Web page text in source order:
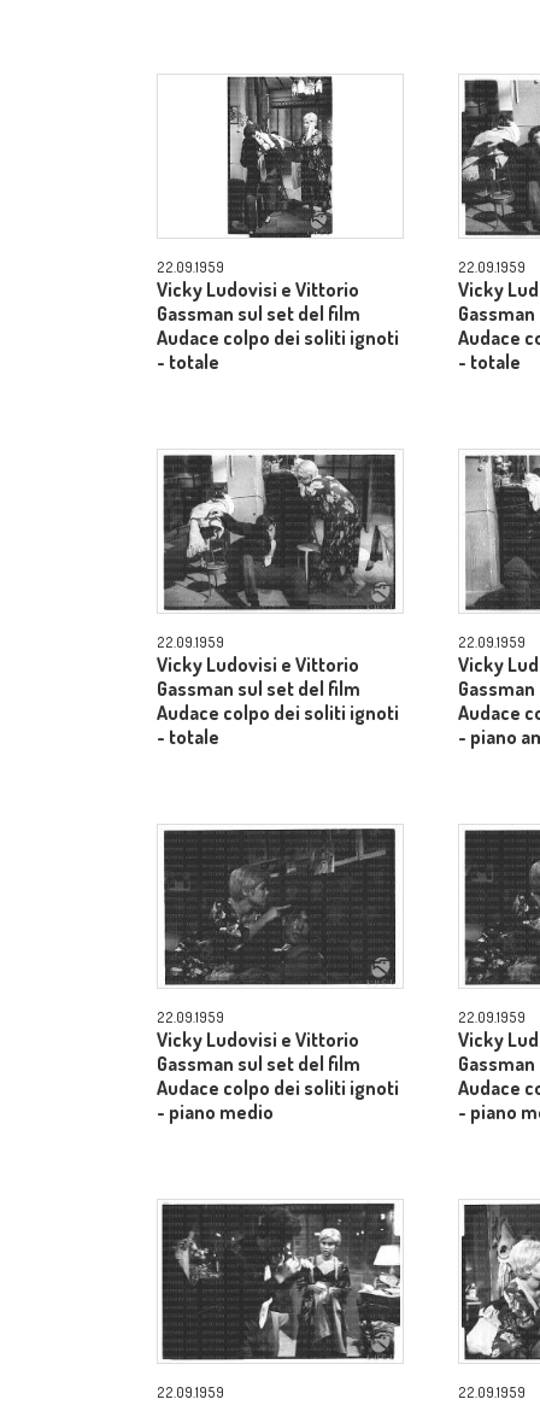
22.09.1959
Vicky Ludovisi e Vittorio
Gassman sul set del film
Audace colpo dei soliti ignoti
- totale
22.09.1959
Vicky
Audace
- totale
22.09.1959
Vicky Ludovisi e Vittorio
Gassman sul set del film
Audace colpo dei soliti ignoti
- totale
22.09.1959
Vicky
Audace
- piano
22.09.1959
Vicky Ludovisi e Vittorio
Gassman sul set del film
Audace colpo dei soliti ignoti
- piano medio
22.09.1959
Vicky
Audace
- piano
22.09.1959 22.09.1959